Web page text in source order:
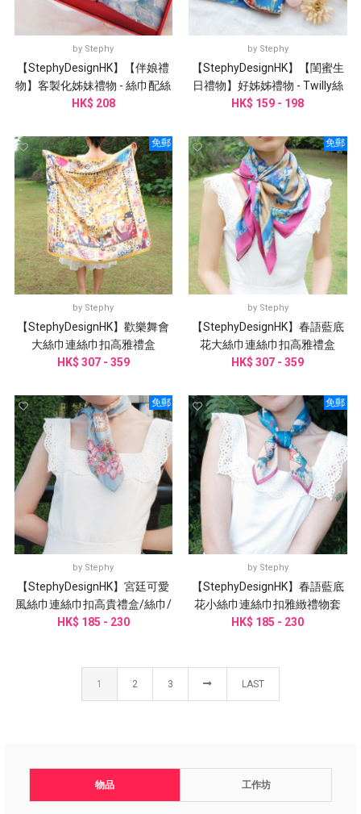
物品 工作坊
by Stephy
【StephyDesignHK】【伴娘禮
物】客製化姊妹禮物 - 絲巾配絲
巾扣 /婚禮姊妹團邀請
HK$ 208
by Stephy
【StephyDesignHK】【閨蜜生
日禮物】好姊姊禮物 - Twilly絲
巾配絲巾扣 感謝卡禮盒
HK$ 159 - 198
免郵
by Stephy
【StephyDesignHK】歡樂舞會
大絲巾連絲巾扣高雅禮盒
HK$ 307 - 359
免郵
by Stephy
【StephyDesignHK】春語藍底
花大絲巾連絲巾扣高雅禮盒
HK$ 307 - 359
免郵
by Stephy
【StephyDesignHK】宮廷可愛
風絲巾連絲巾扣高貴禮盒/絲巾/
小方巾
HK$ 185 - 230
免郵
by Stephy
【StephyDesignHK】春語藍底
花小絲巾連絲巾扣雅緻禮物套
裝/客製化禮物
HK$ 185 - 230
1 2 3 LAST